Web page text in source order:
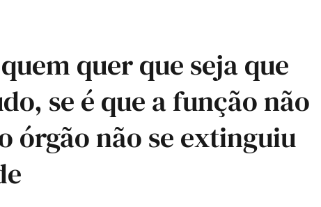
quer que seja que
se é que a função não
órgão não se extinguiu